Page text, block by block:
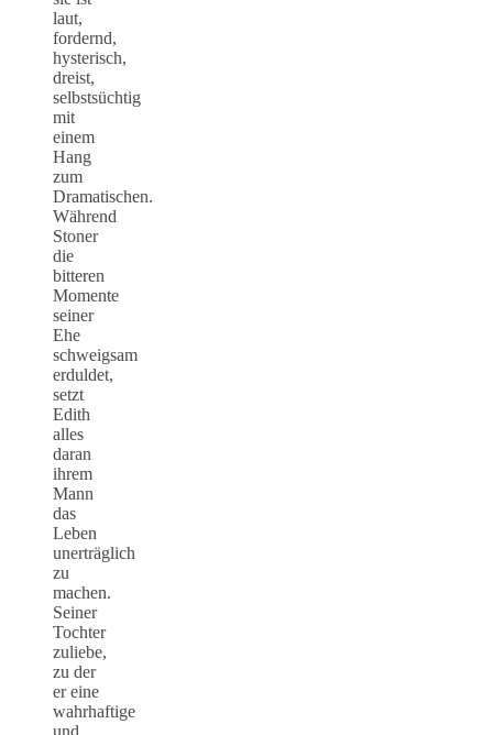
laut,
fordernd,
hysterisch,
dreist,
selbstsüchtig
mit
einem
Hang
zum
Dramatischen.
Während
Stoner
die
bitteren
Momente
seiner
Ehe
schweigsam
erduldet,
setzt
Edith
alles
daran
ihrem
Mann
das
Leben
unerträglich
zu
machen.
Seiner
Tochter
zuliebe,
zu der
er eine
wahrhaftige
und